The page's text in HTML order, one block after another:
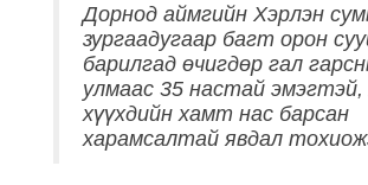
Дорнод аймгийн Хэрлэн
зургаадугаар багт орон
барилгад өчигдөр гал
улмаас 35 настай эмэгтэй,
хүүхдийн хамт нас барсан
харамсалтай явдал